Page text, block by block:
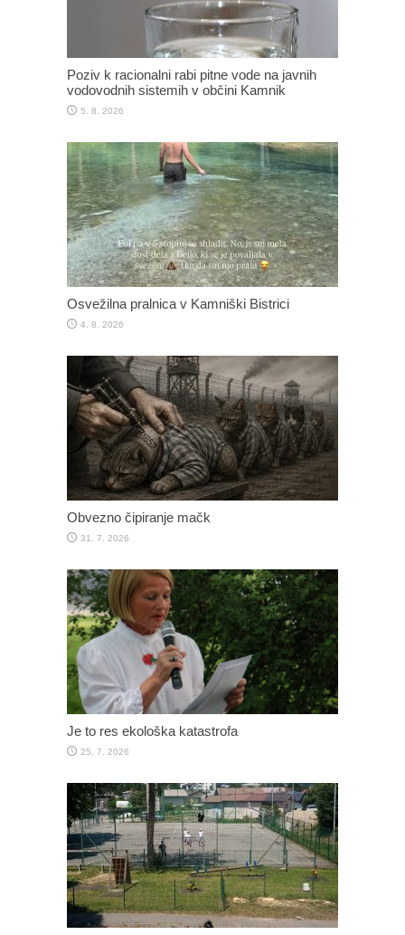
Poziv k racionalni rabi pitne vode na javnih
vodovodnih sistemih v občini Kamnik
5. 8. 2026
Osvežilna pralnica v Kamniški Bistrici
4. 8. 2026
Obvezno čipiranje mačk
31. 7. 2026
Je to res ekološka katastrofa
25. 7. 2026